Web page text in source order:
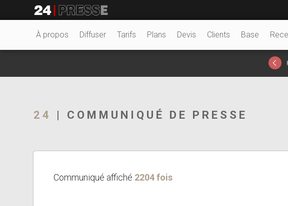
24Presse -
À propos Diffuser Tarifs Plans Devis Clients Base
24 | COMMUNIQUÉ DE PRESSE
Communiqué affiché 2204 fois